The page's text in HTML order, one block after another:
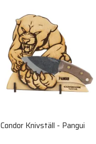
Condor Knivställ - Pangui